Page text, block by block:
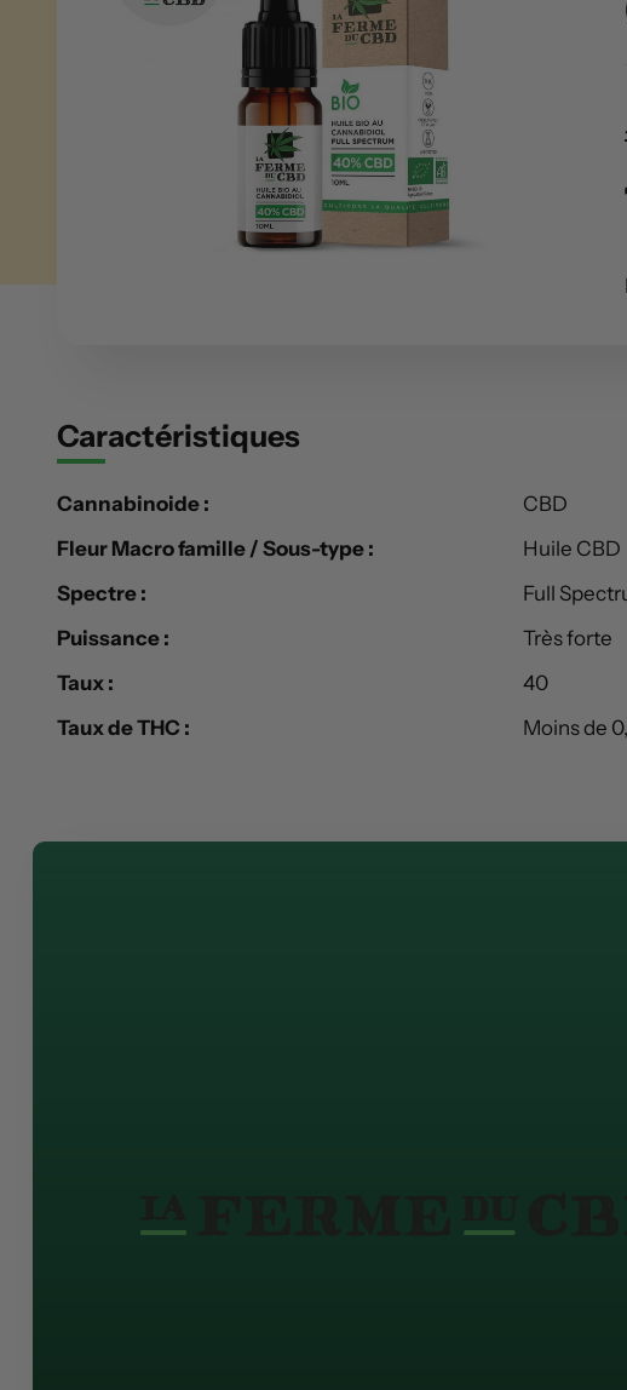
Caractéristiques
Cannabinoide :
CBD
Fleur Macro famille / Sous-type :
Huile CBD
Spectre :
Full
Puissance :
Très forte
Taux :
40
Taux de THC :
Moins de